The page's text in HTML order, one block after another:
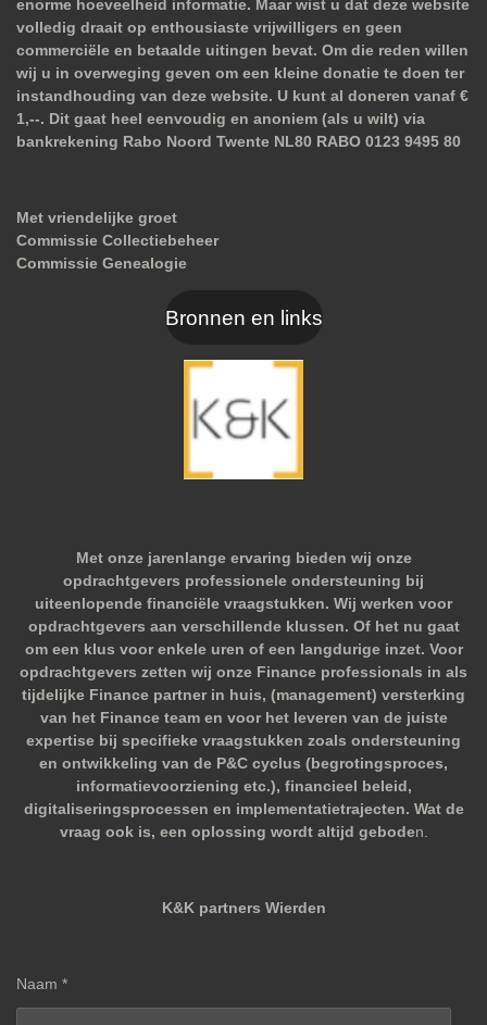
enorme hoeveelheid informatie. Maar wist u dat deze website
volledig draait op enthousiaste vrijwilligers en geen
commerciële en betaalde uitingen bevat. Om die reden willen
wij u in overweging geven om een kleine donatie te doen ter
instandhouding van deze website. U kunt al doneren vanaf €
1,--. Dit gaat heel eenvoudig en anoniem (als u wilt) via
bankrekening Rabo Noord Twente NL80 RABO 0123 9495 80
Met vriendelijke groet
Commissie Collectiebeheer
Commissie Genealogie
Bronnen en links
Met onze jarenlange ervaring bieden wij onze
opdrachtgevers professionele ondersteuning bij
uiteenlopende financiële vraagstukken. Wij werken voor
opdrachtgevers aan verschillende klussen. Of het nu gaat
om een klus voor enkele uren of een langdurige inzet. Voor
opdrachtgevers zetten wij onze Finance professionals in als
tijdelijke Finance partner in huis, (management) versterking
van het Finance team en voor het leveren van de juiste
expertise bij specifieke vraagstukken zoals ondersteuning
en ontwikkeling van de P&C cyclus (begrotingsproces,
informatievoorziening etc.), financieel beleid,
digitaliseringsprocessen en implementatietrajecten. Wat de
vraag ook is, een oplossing wordt altijd geboden.
K&K partners Wierden
Naam *